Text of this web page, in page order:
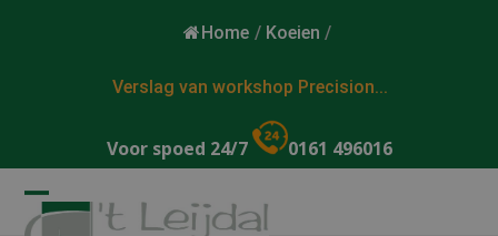
Home / Koeien /
Verslag van workshop Precision...
Voor spoed 24/7 0161 496016
Open
Close